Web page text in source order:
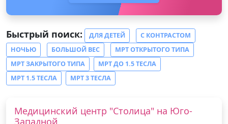
Быстрый поиск: ДЛЯ ДЕТЕЙ
С КОНТРАСТОМ
НОЧЬЮ
БОЛЬШОЙ ВЕС
МРТ ОТКРЫТОГО ТИПА
МРТ ЗАКРЫТОГО ТИПА
МРТ ДО 1.5 ТЕСЛА
МРТ 1.5 ТЕСЛА
МРТ 3 ТЕСЛА
Медицинский центр "Столица" на Юго-
Западной